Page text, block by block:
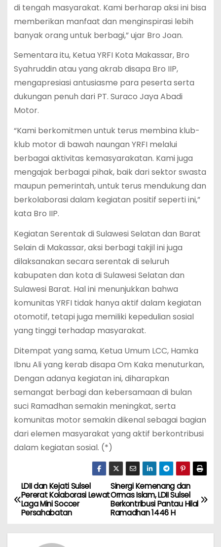
di tengah masyarakat. Kami berharap aksi ini bisa
memberikan manfaat dan menginspirasi lebih
banyak orang untuk berbagi,” ujar Bro Joan.
Sementara itu, Ketua YRFI Kota Makassar, Bro
Syahruddin atau yang akrab disapa Bro IIP,
mengapresiasi antusiasme para peserta serta
dukungan penuh dari PT. Suraco Jaya Abadi
Motor.
“Kami berkomitmen untuk terus membina klub-
klub motor di bawah naungan YRFI melalui
berbagai aktivitas kemasyarakatan. Kami juga
mengajak berbagai pihak, baik dari sektor swasta
maupun pemerintah, untuk terus mendukung dan
berkolaborasi dalam kegiatan positif seperti ini,”
kata Bro IIP.
Kegiatan Serentak di Sulawesi Selatan dan Barat
Selain di Makassar, aksi berbagi takjil ini juga
dilaksanakan secara serentak di seluruh
kabupaten dan kota di Sulawesi Selatan dan
Sulawesi Barat. Hal ini menunjukkan bahwa
komunitas YRFI tidak hanya aktif dalam kegiatan
otomotif, tetapi juga memiliki kepedulian sosial
yang tinggi terhadap masyarakat.
Ditempat yang sama, Ketua Umum LCC, Hamka
Ibnu Ali yang kerab disapa Om Kaka menuturkan,
Dengan adanya kegiatan ini, diharapkan
semangat berbagi dan kebersamaan di bulan
suci Ramadhan semakin meningkat, serta
komunitas motor semakin dikenal sebagai bagian
dari elemen masyarakat yang aktif berkontribusi
dalam kegiatan sosial. (*)
N
a
v
Sinergi Kemenang dan
Ormas Islam, LDII Sulsel
Berkontribusi Pantau Hilal
Ramadhan 1446 H
LDII dan Kejati Sulsel
Pererat Kolaborasi Lewat
Laga Mini Soccer
Persahabatan